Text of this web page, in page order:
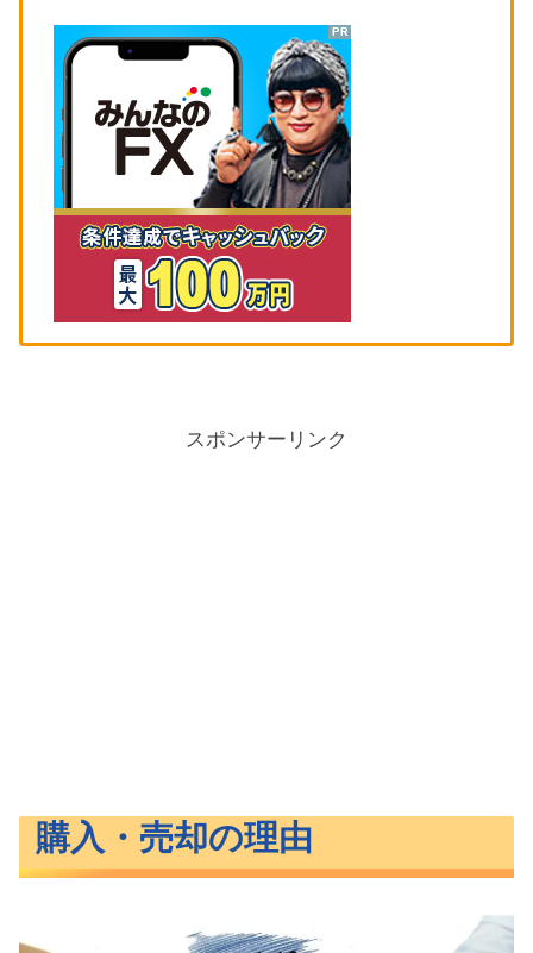
スポンサーリンク
購入・売却の理由